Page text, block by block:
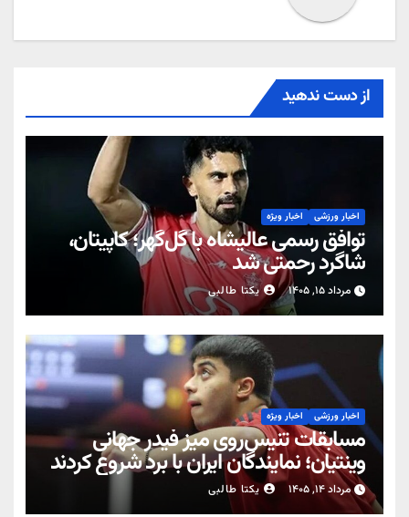
از دست ندهید
اخبار ورزشی اخبار ویژه
توافق رسمی عالیشاه با گل‌گهر؛ کاپیتان،
شاگرد رحمتی شد
مرداد ۱۵, ۱۴۰۵ یکتا طالبی
اخبار ورزشی اخبار ویژه
مسابقات تنیس‌روی میز فیدر جهانی
وینتیان؛ نمایندگان ایران با برد شروع کردند
مرداد ۱۴, ۱۴۰۵ یکتا طالبی